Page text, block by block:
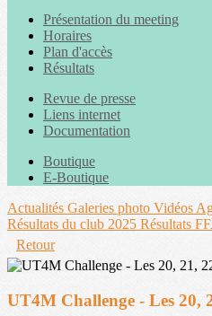
Présentation du meeting
Horaires
Plan d'accès
Résultats
Revue de presse
Liens internet
Documentation
Boutique
E-Boutique
Actualités Galeries photo Vidéos
Résultats du club 2025 Résultats
Retour
UT4M Challenge - Les 20,